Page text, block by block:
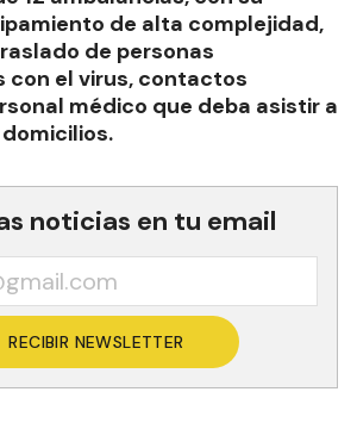
de alta complejidad,
de personas
con el virus, contactos
médico que deba asistir a
noticias en tu email
RECIBIR NEWSLETTER